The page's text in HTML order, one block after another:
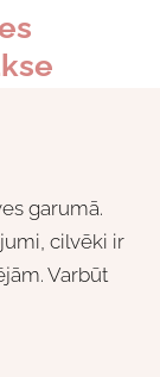
garumā.
cilvēki ir
Varbūt